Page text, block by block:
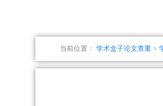
当前位置： 学术盒子论文查重 >